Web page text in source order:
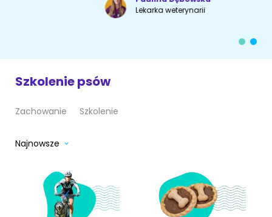
Sznaucer miniaturowy
Buldog francuski
Owczarek niemiecki
Kot syberyjski
Kot perski
Kot rosyjski niebieski
Lekarka weterynarii
Szkolenie psów
Zachowanie Szkolenie
Najnowsze